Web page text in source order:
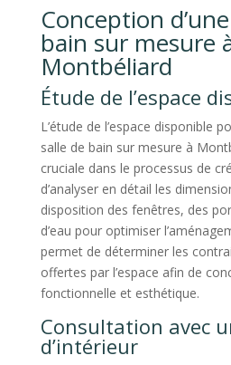
Conception
bain sur mesure
Montbéliard
Étude de l’espace
L’étude de l’espace disponible
salle de bain sur mesure à
cruciale dans le processus de
d’analyser en détail les
disposition des fenêtres, des
d’eau pour optimiser
permet de déterminer les
offertes par l’espace afin de
fonctionnelle et esthétique.
Consultation avec
d’intérieur